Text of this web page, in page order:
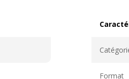
Format